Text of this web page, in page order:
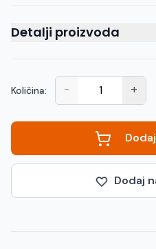
Detalji proizvoda
Količina: - +
Dodaj